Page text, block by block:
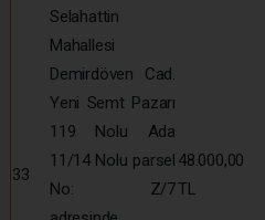
33
Selahattin
Mahallesi
Demirdöven Cad.
Yeni Semt Pazarı
119 Nolu Ada
11/14 Nolu parsel
No: Z/7
48.000,00
TL